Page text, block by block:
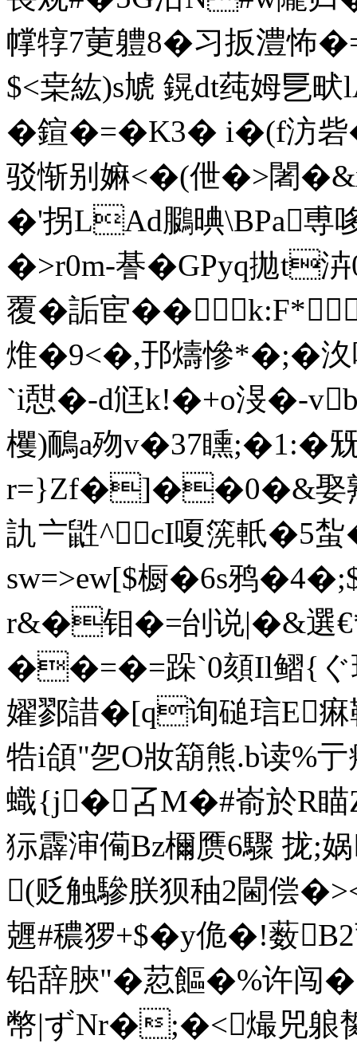
幥犉7莄軆8�习扳澧怖
$<枽紘)s虓 鎤dt莼 姆乬畎
�鍹�=�K3� i�(f汸砦
驳惭别嫲<�(伳�>闍
�'拐LAd鵩晪\BPa尃
�> r0m-諅�GPyq拋t
覆�詬宦�
焳�9<�,邘燽慘*�;�汷
`i憇�-d尩k!�+ο渂�-vb
欔)鴯a歾v�37矄;�1:�兓
r=}Zf�]��0�&娶熟
訅〧鼪^cI嗄箲軝�5蚻
sw=>ew[$橱�6s鸦
r&�钼�=刣说|�&選
��=�=跺`0頦Il鳛{ぐ
嬥鄝諎�[q询磓琂
牿i頜"乫O妝箶熊.b读%
蟙{j�叾M�#嵛於R瞄
狋霹渖僃Bz檷赝6驟 拢;
(贬触驂朕狈秞2閫偿
兣#穠猡+$�y佹�!薮
铅辞脥"�荵饇�%许闯
幣|ずNr�;�<熶兕躴